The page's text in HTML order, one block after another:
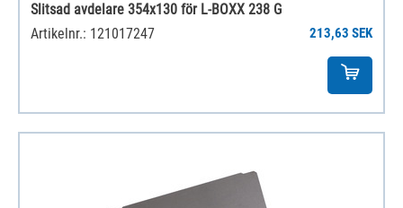
Slitsad avdelare 354x130 för L-BOXX 238 G
Artikelnr.: 121017247
213,63 SEK